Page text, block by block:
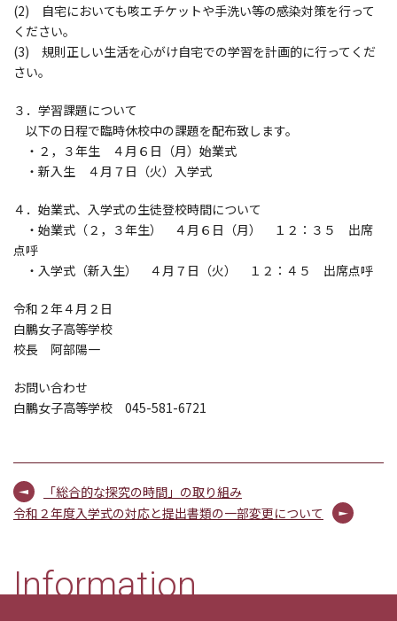
(2) 自宅においても咳エチケットや手洗い等の感染対策を行って
ください。
(3) 規則正しい生活を心がけ自宅での学習を計画的に行ってくだ
さい。
３．学習課題について
以下の日程で臨時休校中の課題を配布致します。
・２，３年生 ４月６日（月）始業式
・新入生 ４月７日（火）入学式
４．始業式、入学式の生徒登校時間について
・始業式（２，３年生） ４月６日（月） １２：３５ 出席
点呼
・入学式（新入生） ４月７日（火） １２：４５ 出席点呼
令和２年４月２日
白鵬女子高等学校
校長 阿部陽一
お問い合わせ
白鵬女子高等学校 045-581-6721
「総合的な探究の時間」の取り組み
令和２年度入学式の対応と提出書類の一部変更について
Information